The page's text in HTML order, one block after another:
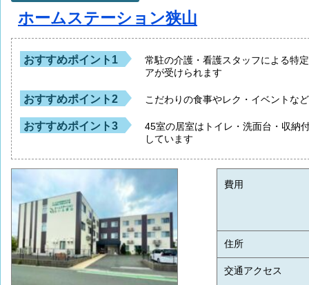
ホームステーション狭山
おすすめポイント1
常駐の介護・看護スタッフによる特
アが受けられます
おすすめポイント2 こだわりの食事やレク・イベントな
おすすめポイント3
45室の居室はトイレ・洗面台・収納
しています
費用
住所
交通アクセス